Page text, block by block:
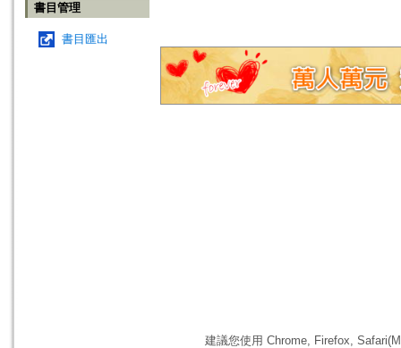
書目管理
書目匯出
建議您使用 Chrome, Firefox,